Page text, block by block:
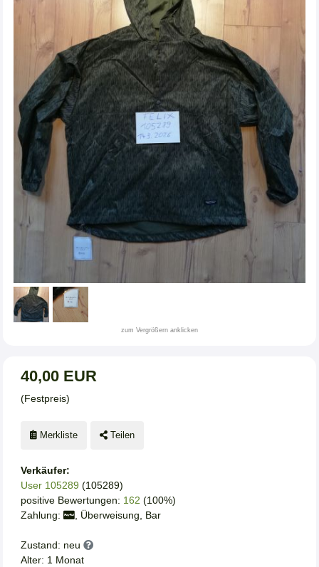
zum Vergrößern anklicken
40,00 EUR
(Festpreis)
Merkliste Teilen
Verkäufer:
User 105289 (105289)
positive Bewertungen: 162 (100%)
Zahlung:
, Überweisung, Bar
Zustand: neu
Alter: 1 Monat